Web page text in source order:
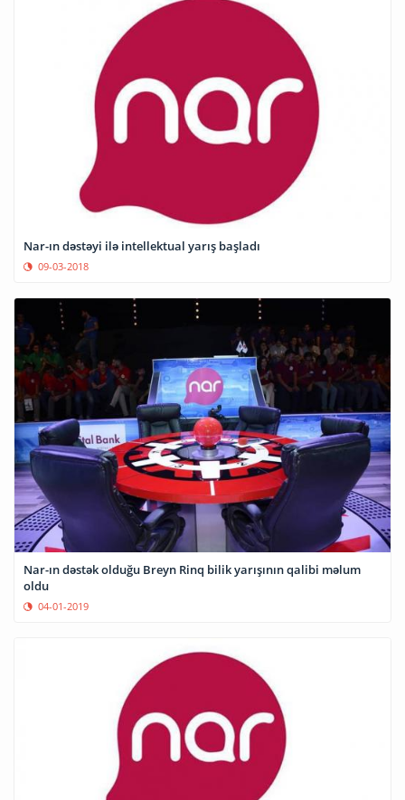
Nar-ın dəstəyi ilə intellektual yarış başladı
09-03-2018
Nar-ın dəstək olduğu Breyn Rinq bilik yarışının qalibi məlum
oldu
04-01-2019